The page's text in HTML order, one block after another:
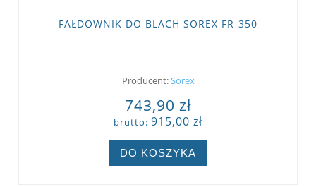
FAŁDOWNIK DO BLACH SOREX FR-350
Producent:Sorex
743,90 zł
brutto: 915,00 zł
DO KOSZYKA